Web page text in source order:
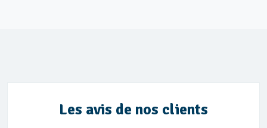
Les avis de nos clients